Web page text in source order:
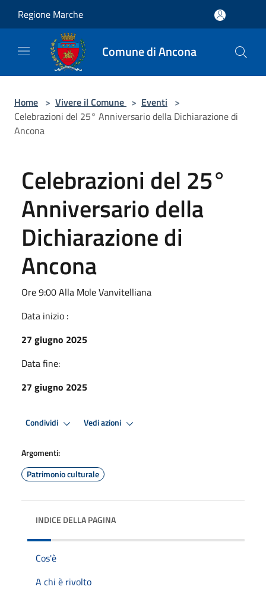
Regione Marche
Comune di Ancona
Home > Vivere il Comune > Eventi >
Celebrazioni del 25° Anniversario della Dichiarazione di
Ancona
Celebrazioni del 25°
Anniversario della
Dichiarazione di
Ancona
Ore 9:00 Alla Mole Vanvitelliana
Data inizio :
27 giugno 2025
Data fine:
27 giugno 2025
Condividi Vedi azioni
Argomenti:
Patrimonio culturale
INDICE DELLA PAGINA
Cos'è
A chi è rivolto